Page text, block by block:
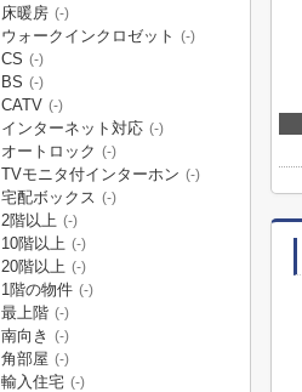
床暖房 (-)
ウォークインクロゼット (-)
CS (-)
BS (-)
CATV (-)
インターネット対応 (-)
オートロック (-)
TVモニタ付インターホン (-)
宅配ボックス (-)
2階以上 (-)
10階以上 (-)
20階以上 (-)
1階の物件 (-)
最上階 (-)
南向き (-)
角部屋 (-)
輸入住宅 (-)